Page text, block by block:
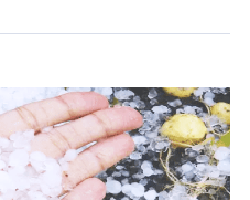
により、当社と取引のあるも
ため、またそれらに付帯、関
ービスを案内、提供するため
と取引があり、取得した個人
の商品・サービスをご提案す
とがあります。）